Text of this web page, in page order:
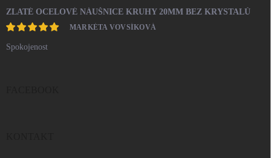
ZLATÉ OCELOVÉ NÁUŠNICE KRUHY 20MM BEZ KRYSTALŮ
MARKÉTA VOVSÍKOVÁ
Spokojenost